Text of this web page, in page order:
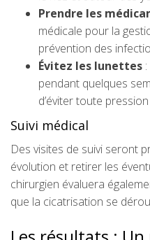
Prendre les
médicale pour la
prévention des
Évitez les lunettes
pendant quelques
d’éviter toute
Suivi médical
Des visites de suivi seront
évolution et retirer les
chirurgien évaluera
que la cicatrisation se